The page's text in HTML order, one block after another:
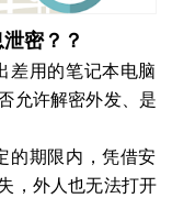
密？？
差用的笔记本电脑
允许解密外发、是
的期限内，凭借安
，外人也无法打开